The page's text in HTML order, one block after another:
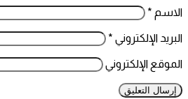
الاسم *
البريد الإلكتروني *
الموقع الإلكتروني